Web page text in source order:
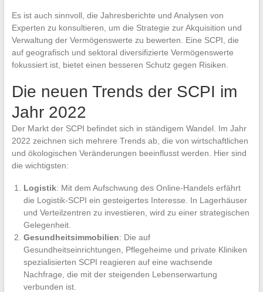
Es ist auch sinnvoll, die Jahresberichte und Analysen von
Experten zu konsultieren, um die Strategie zur Akquisition und
Verwaltung der Vermögenswerte zu bewerten. Eine SCPI, die
auf geografisch und sektoral diversifizierte Vermögenswerte
fokussiert ist, bietet einen besseren Schutz gegen Risiken.
Die neuen Trends der SCPI im
Jahr 2022
Der Markt der SCPI befindet sich in ständigem Wandel. Im Jahr
2022 zeichnen sich mehrere Trends ab, die von wirtschaftlichen
und ökologischen Veränderungen beeinflusst werden. Hier sind
die wichtigsten:
Logistik: Mit dem Aufschwung des Online-Handels erfährt
die Logistik-SCPI ein gesteigertes Interesse. In Lagerhäuser
und Verteilzentren zu investieren, wird zu einer strategischen
Gelegenheit.
Gesundheitsimmobilien: Die auf
Gesundheitseinrichtungen, Pflegeheime und private Kliniken
spezialisierten SCPI reagieren auf eine wachsende
Nachfrage, die mit der steigenden Lebenserwartung
verbunden ist.